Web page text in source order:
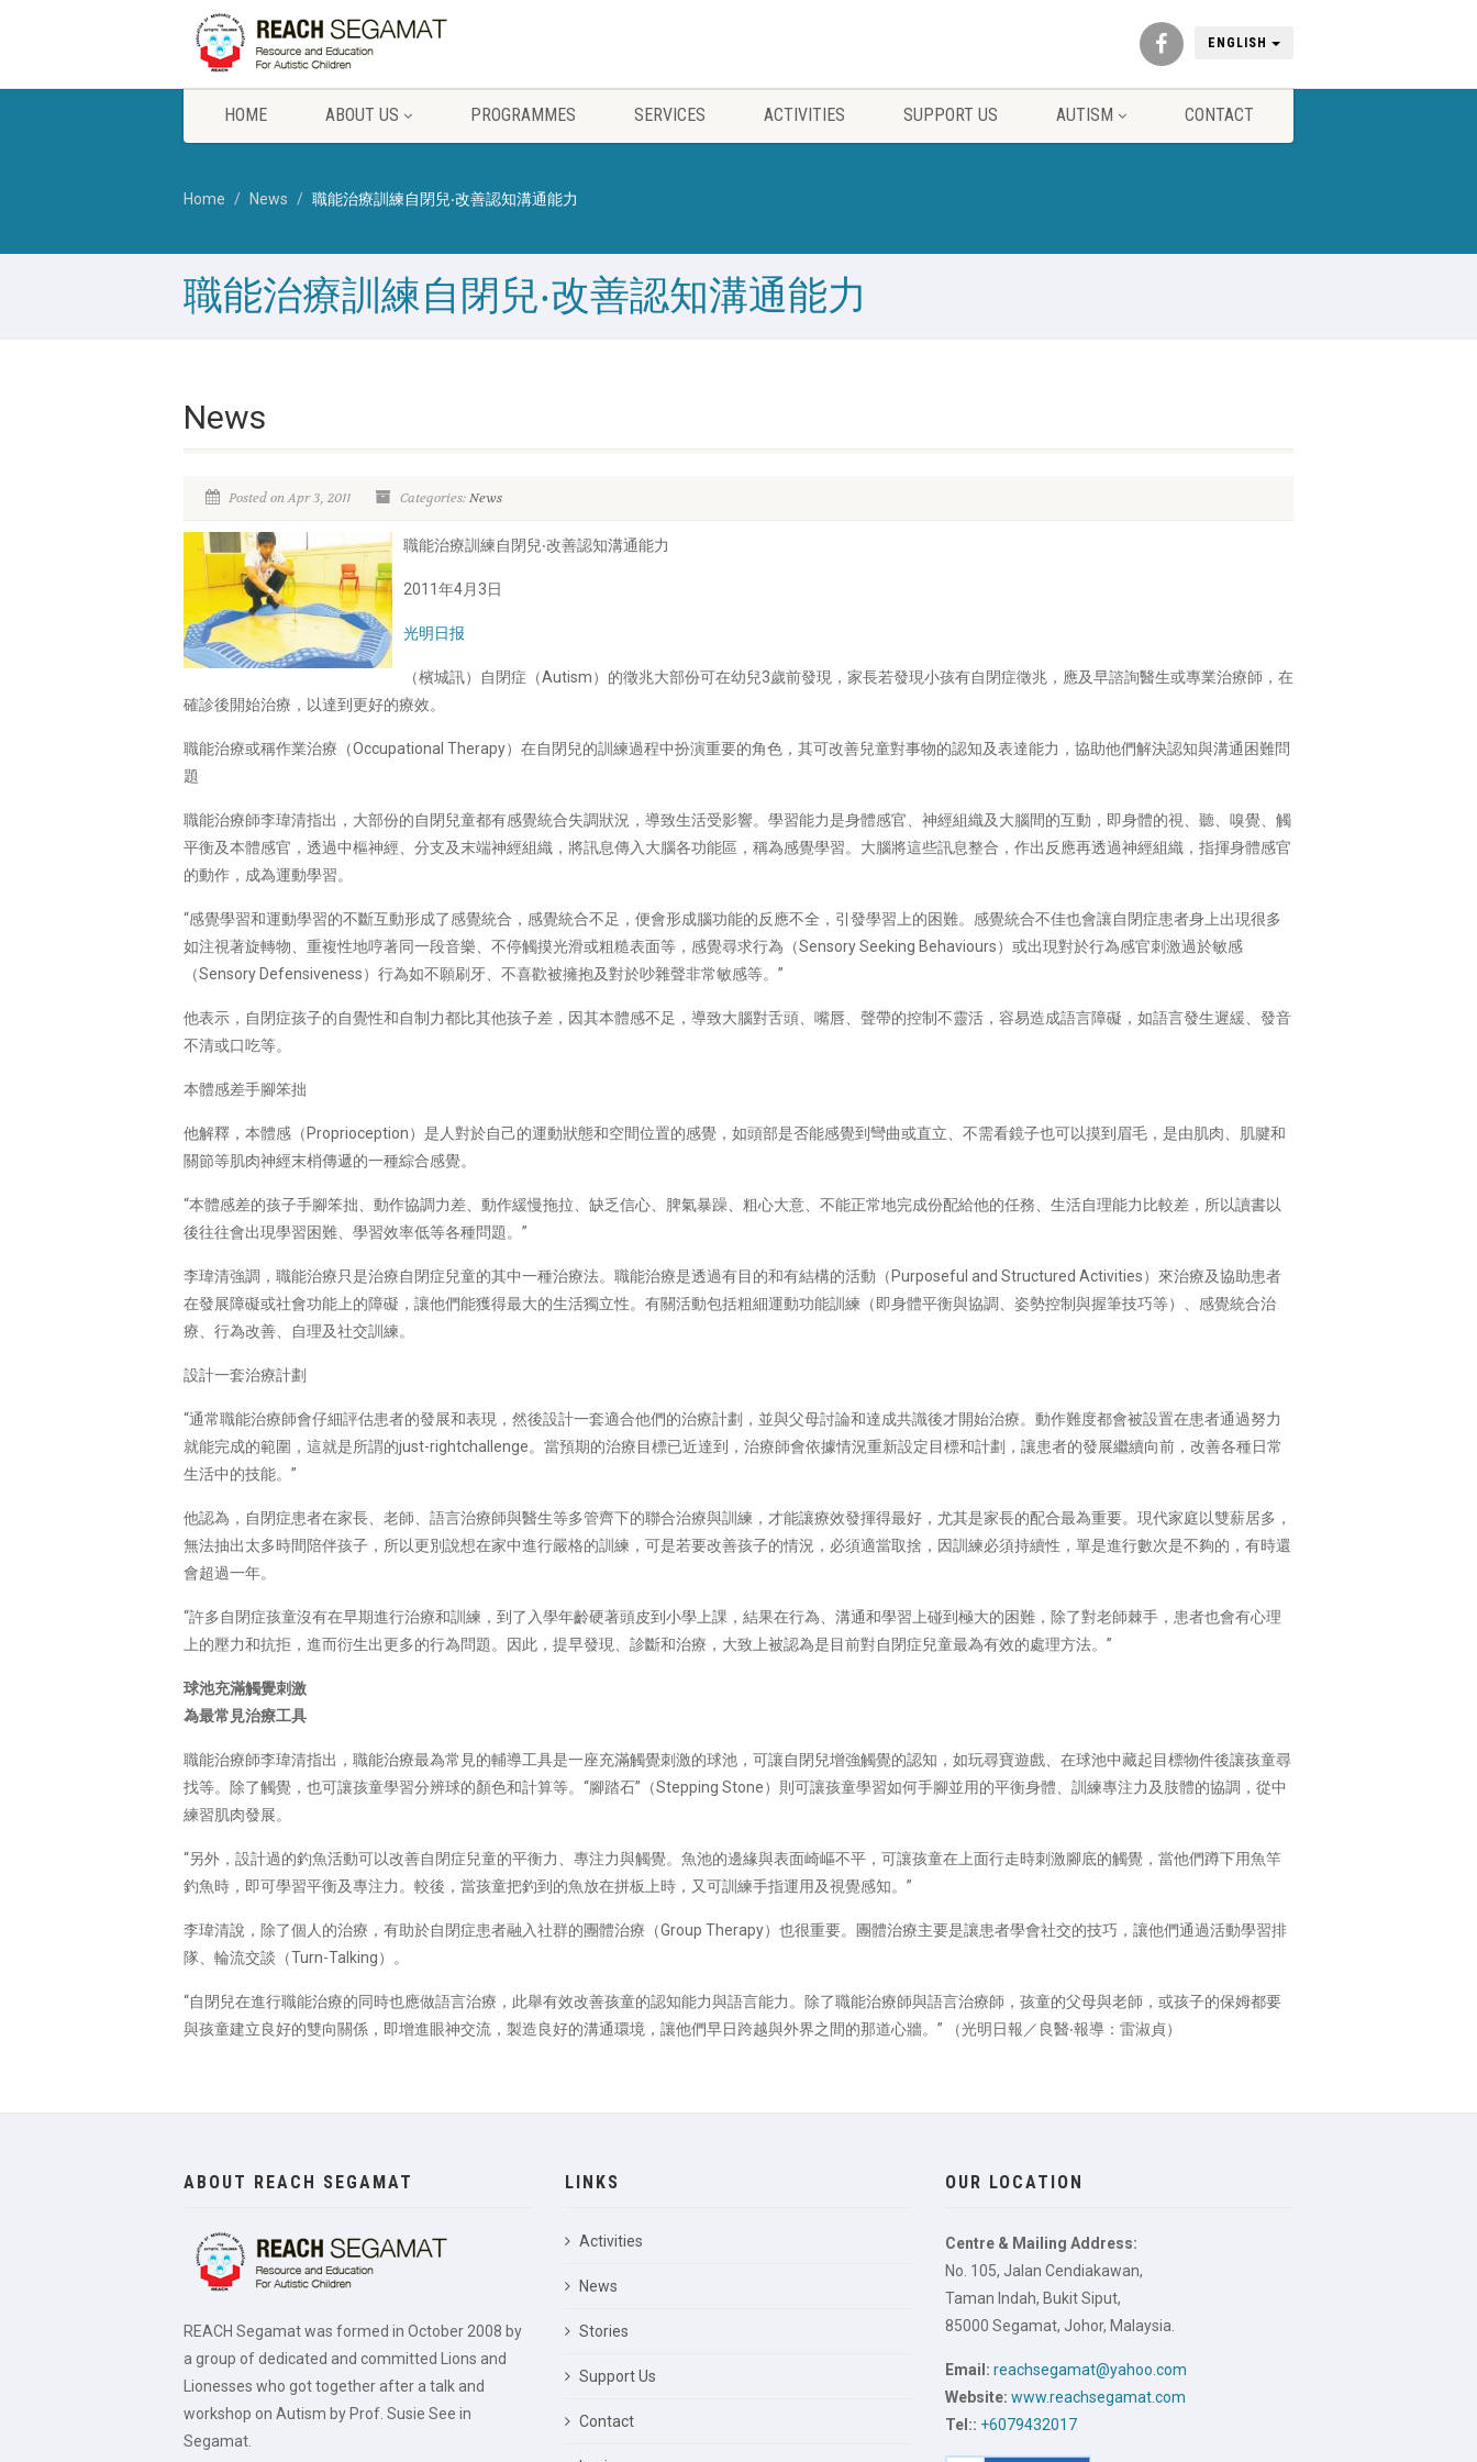
ENGLISH
HOME ABOUT US PROGRAMMES SERVICES ACTIVITIES SUPPORT US AUTISM CONTACT
Home News 職能治療訓練自閉兒‧改善認知溝通能力
職能治療訓練自閉兒‧改善認知溝通能力
News
Posted on Apr 3, 2011 Categories:News
職能治療訓練自閉兒‧改善認知溝通能力
2011年4月3日
光明日报
（檳城訊）自閉症（Autism）的徵兆大部份可在幼兒3歲前發現，家長若發現小孩有自閉症徵兆，應及早諮詢醫生或專業治療師，在
確診後開始治療，以達到更好的療效。
職能治療或稱作業治療（Occupational Therapy）在自閉兒的訓練過程中扮演重要的角色，其可改善兒童對事物的認知及表達能力，協助他們解決認知與溝通困難問
題
職能治療師李瑋清指出，大部份的自閉兒童都有感覺統合失調狀況，導致生活受影響。學習能力是身體感官、神經組織及大腦間的互動，即身體的視、聽、嗅覺、觸
平衡及本體感官，透過中樞神經、分支及末端神經組織，將訊息傳入大腦各功能區，稱為感覺學習。大腦將這些訊息整合，作出反應再透過神經組織，指揮身體感官
的動作，成為運動學習。
“感覺學習和運動學習的不斷互動形成了感覺統合，感覺統合不足，便會形成腦功能的反應不全，引發學習上的困難。感覺統合不佳也會讓自閉症患者身上出現很多
如注視著旋轉物、重複性地哼著同一段音樂、不停觸摸光滑或粗糙表面等，感覺尋求行為（Sensory Seeking Behaviours）或出現對於行為感官刺激過於敏感
（Sensory Defensiveness）行為如不願刷牙、不喜歡被擁抱及對於吵雜聲非常敏感等。”
他表示，自閉症孩子的自覺性和自制力都比其他孩子差，因其本體感不足，導致大腦對舌頭、嘴唇、聲帶的控制不靈活，容易造成語言障礙，如語言發生遲緩、發音
不清或口吃等。
本體感差手腳笨拙
他解釋，本體感（Proprioception）是人對於自己的運動狀態和空間位置的感覺，如頭部是否能感覺到彎曲或直立、不需看鏡子也可以摸到眉毛，是由肌肉、肌腱和
關節等肌肉神經末梢傳遞的一種綜合感覺。
“本體感差的孩子手腳笨拙、動作協調力差、動作緩慢拖拉、缺乏信心、脾氣暴躁、粗心大意、不能正常地完成份配給他的任務、生活自理能力比較差，所以讀書以
後往往會出現學習困難、學習效率低等各種問題。”
李瑋清強調，職能治療只是治療自閉症兒童的其中一種治療法。職能治療是透過有目的和有結構的活動（Purposeful and Structured Activities）來治療及協助患者
在發展障礙或社會功能上的障礙，讓他們能獲得最大的生活獨立性。有關活動包括粗細運動功能訓練（即身體平衡與協調、姿勢控制與握筆技巧等）、感覺統合治
療、行為改善、自理及社交訓練。
設計一套治療計劃
“通常職能治療師會仔細評估患者的發展和表現，然後設計一套適合他們的治療計劃，並與父母討論和達成共識後才開始治療。動作難度都會被設置在患者通過努力
就能完成的範圍，這就是所謂的just-rightchallenge。當預期的治療目標已近達到，治療師會依據情況重新設定目標和計劃，讓患者的發展繼續向前，改善各種日常
生活中的技能。”
他認為，自閉症患者在家長、老師、語言治療師與醫生等多管齊下的聯合治療與訓練，才能讓療效發揮得最好，尤其是家長的配合最為重要。現代家庭以雙薪居多，
無法抽出太多時間陪伴孩子，所以更別說想在家中進行嚴格的訓練，可是若要改善孩子的情況，必須適當取捨，因訓練必須持續性，單是進行數次是不夠的，有時還
會超過一年。
“許多自閉症孩童沒有在早期進行治療和訓練，到了入學年齡硬著頭皮到小學上課，結果在行為、溝通和學習上碰到極大的困難，除了對老師棘手，患者也會有心理
上的壓力和抗拒，進而衍生出更多的行為問題。因此，提早發現、診斷和治療，大致上被認為是目前對自閉症兒童最為有效的處理方法。”
球池充滿觸覺刺激
為最常見治療工具
職能治療師李瑋清指出，職能治療最為常見的輔導工具是一座充滿觸覺刺激的球池，可讓自閉兒增強觸覺的認知，如玩尋寶遊戲、在球池中藏起目標物件後讓孩童尋
找等。除了觸覺，也可讓孩童學習分辨球的顏色和計算等。“腳踏石”（Stepping Stone）則可讓孩童學習如何手腳並用的平衡身體、訓練專注力及肢體的協調，從中
練習肌肉發展。
“另外，設計過的釣魚活動可以改善自閉症兒童的平衡力、專注力與觸覺。魚池的邊緣與表面崎嶇不平，可讓孩童在上面行走時刺激腳底的觸覺，當他們蹲下用魚竿
釣魚時，即可學習平衡及專注力。較後，當孩童把釣到的魚放在拼板上時，又可訓練手指運用及視覺感知。”
李瑋清說，除了個人的治療，有助於自閉症患者融入社群的團體治療（Group Therapy）也很重要。團體治療主要是讓患者學會社交的技巧，讓他們通過活動學習排
隊、輪流交談（Turn-Talking）。
“自閉兒在進行職能治療的同時也應做語言治療，此舉有效改善孩童的認知能力與語言能力。除了職能治療師與語言治療師，孩童的父母與老師，或孩子的保姆都要
與孩童建立良好的雙向關係，即增進眼神交流，製造良好的溝通環境，讓他們早日跨越與外界之間的那道心牆。” （光明日報／良醫‧報導：雷淑貞）
ABOUT REACH SEGAMAT
REACH Segamat was formed in October 2008 by
a group of dedicated and committed Lions and
Lionesses who got together after a talk and
workshop on Autism by Prof. Susie See in
Segamat.
LINKS
Activities
News
Stories
Support Us
Contact
OUR LOCATION
Centre & Mailing Address:
No. 105, Jalan Cendiakawan,
Taman Indah, Bukit Siput,
85000 Segamat, Johor, Malaysia.
Email: reachsegamat@yahoo.com
Website: www.reachsegamat.com
Tel:: +6079432017